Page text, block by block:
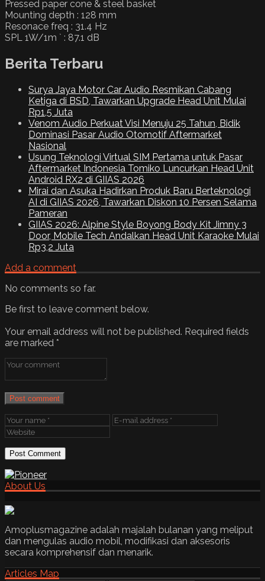
Pressed paper cone & steel basket
Mounting depth : 128 mm
Resonace freq : 31.4 Hz
SPL 1W/1m ` : 87.1 dB
Berita Terbaru
Surya Jaya Motor Car Audio Resmikan Cabang
Ketiga di BSD, Tawarkan Upgrade Head Unit Mulai
Rp1,5 Juta
Venom Audio Perkuat Visi Menuju 25 Tahun, Bidik
Dominasi Pasar Audio Otomotif Aftermarket
Nasional
Usung Teknologi Virtual SIM Pertama untuk Pasar
Aftermarket Indonesia Tomiko Luncurkan Head Unit
Android RX2 di GIIAS 2026
Mirai dan Asuka Hadirkan Produk Baru Berteknologi
AI di GIIAS 2026, Tawarkan Diskon 10 Persen Selama
Pameran
GIIAS 2026: Alpine Style Boyong Body Kit Jimny 3
Door, Mobile Tech Andalkan Head Unit Karaoke Mulai
Rp3,2 Juta
Add a comment
No comments so far.
Be first to leave comment below.
Your email address will not be published. Required fields
are marked *
Post comment
About Us
Amoplusmagazine adalah majalah bulanan yang meliput
dan mengulas audio mobil, modifikasi dan aksesoris
secara komprehensif dan menarik.
Articles Map